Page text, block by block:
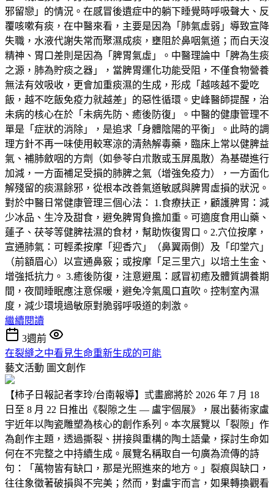
邪留戀」的情況。在感冒後遺症中的躺下睡覺時呼吸聲大、反
覆咳嗽有痰，在中醫來看，主要是因為「肺氣虛弱」導致宣降
失職，水液代謝失常而聚濕成痰，壅阻於鼻咽氣道；而白天沒
精神、胃口差則是因為「脾胃氣虛」。中醫理論中「脾為生痰
之源，肺為貯痰之器」，當脾胃運化功能受阻，不僅食物營養
無法有效吸收，更會加重痰濕的生成，形成「越咳越不愛吃
飯，越不吃飯免疫力就越差」的惡性循環。史峰醫師提醒，治
未病的核心在於「未病先防、癒後防復」。中醫的健康管理不
單是「症狀的消除」，是追求「身體陰陽的平衡」。此時的調
理方針不再一味使用較寒涼的清熱解毒藥，臨床上常以健脾益
氣、補肺斂咽的方劑（如參苓白朮散或玉屏風散）為基礎進行
加減，一方面補足受損的肺脾之氣（增強免疫力），一方面化
解殘留的痰濕餘邪，從根本改善氣道敏感與脾胃虛損的狀況。
對於中醫日常健康管理三個心法： 1.食療扶正，顧護脾胃：減
少冰品、生冷及甜食，避免脾胃負擔加重。可適度食用山藥、
蓮子、茯苓等健脾祛濕的食材，幫助恢復胃口。2.穴位按摩，
宣通肺氣：可輕柔按摩「迎香穴」（鼻翼兩側）及「印堂穴」
（前額眉心）以宣通鼻竅；或按摩「足三里穴」以培土生金、
增強抵抗力。 3.癒後防復，注意避風：感冒初癒及體質調養期
間，夜間睡眠應注意保暖，避免冷氣風口直吹。控制室內濕
度，減少環境過敏原對脆弱呼吸道的刺激。
繼續閱讀
3週前
在裂縫之中看見生命重新生成的可能
藝文活動 圖文創作
【柿子日報記者李玲/台南報導】弎畫廊將於 2026 年 7 月 18
日至 8 月 22 日推出《裂隙之生 — 盧宇個展》，展出藝術家盧
宇近年以陶瓷雕塑為核心的創作系列。本次展覽以「裂隙」作
為創作主題，透過撕裂、拼接與重構的陶土語彙，探討生命如
何在不完整之中持續生成。展覽名稱取自一句廣為流傳的詩
句：「萬物皆有缺口，那是光照進來的地方。」裂痕與缺口，
往往象徵著破損與不完美；然而，對盧宇而言，如果轉換觀看